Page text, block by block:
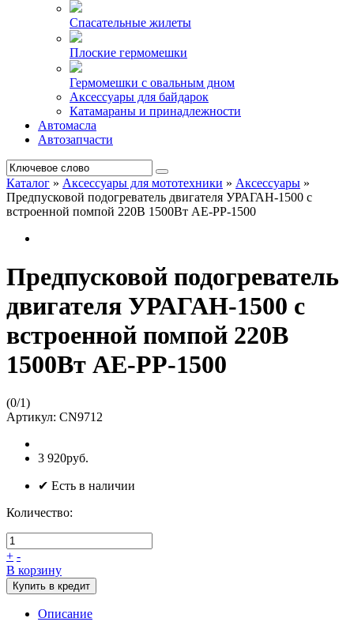
Спасательные жилеты
Плоские гермомешки
Гермомешки с овальным дном
Аксессуары для байдарок
Катамараны и принадлежности
Автомасла
Автозапчасти
Каталог » Аксессуары для мототехники » Аксессуары »
Предпусковой подогреватель двигателя УРАГАН-1500 с
встроенной помпой 220В 1500Вт AE-PP-1500
Предпусковой подогреватель
двигателя УРАГАН-1500 с
встроенной помпой 220В
1500Вт AE-PP-1500
(0/1)
Артикул: CN9712
3 920руб.
✔ Есть в наличии
Количество:
+ -
В корзину
Купить в кредит
Описание